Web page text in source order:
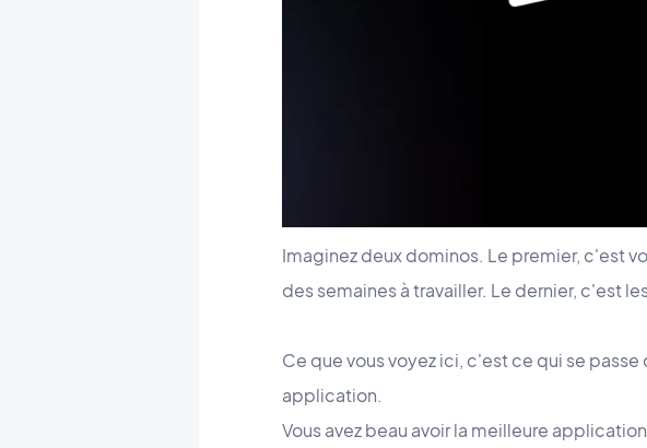
Imaginez deux dominos. Le premier, c'est
des semaines à travailler. Le dernier, c'est
Ce que vous voyez ici, c'est ce qui se
application.
Vous avez beau avoir la meilleure